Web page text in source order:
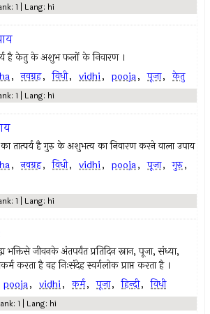
1 | Lang: hi
है केतु के अशुभ फलों के निवारण ।
, नवग्रह, विधी, vidhi, pooja, पूजा, केतु
1 | Lang: hi
तात्पर्य है गुरु के अशुभत्व का निवारण करने वाला उपाय
, नवग्रह, विधी, vidhi, pooja, पूजा, गुरु,
1 | Lang: hi
भक्तिसे जीवनके अंतपर्यंत प्रतिदिन स्नान, पूजा, संध्या,
करता है वह निःसंदेह स्वर्गलोक प्राप्त करता है ।
pooja, vidhi, कर्म, पूजा, हिन्दी, विधी
1 | Lang: hi